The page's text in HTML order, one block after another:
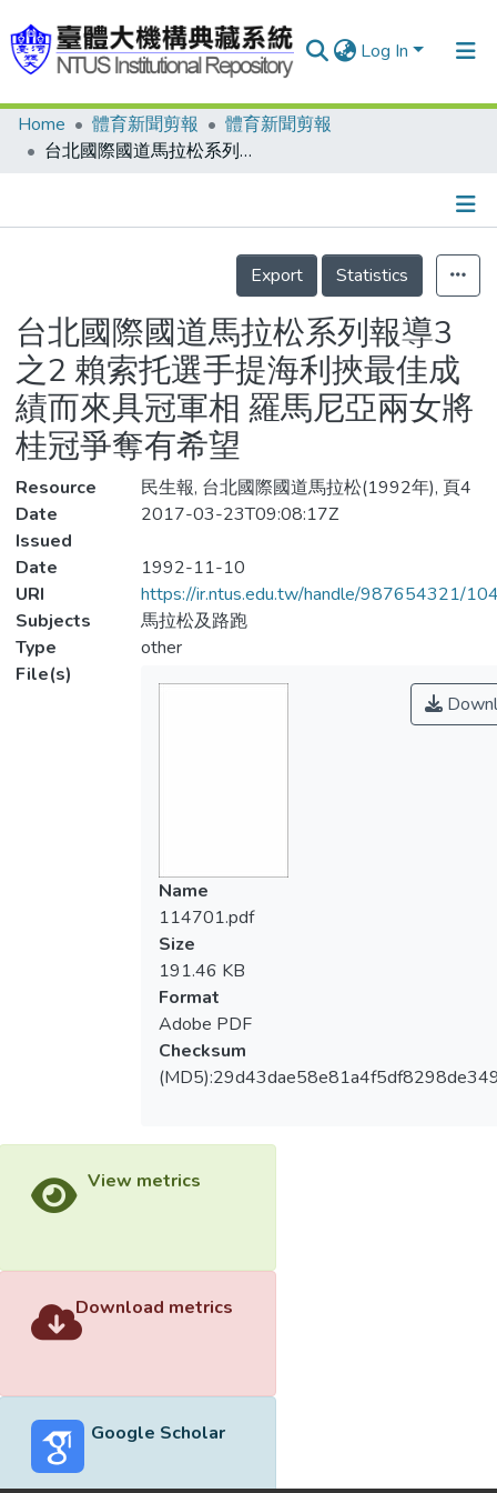
Log In
Communities & Collections
Statistics
Home 體育新聞剪報
體育新聞剪報
台北國際國道馬拉松系列報導3之2 賴索托選手提海利挾最佳成績而來具冠軍相 羅馬尼亞兩女將 桂冠爭奪有希望
Details
Export
Statistics
台北國際國道馬拉松系列報導3
之2 賴索托選手提海利挾最佳成
績而來具冠軍相 羅馬尼亞兩女將
桂冠爭奪有希望
Resource
民生報, 台北國際國道馬拉松(1992年), 頁4
Date
Issued
2017-03-23T09:08:17Z
Date
1992-11-10
URI
https://ir.ntus.edu.tw/handle/987654321/
Subjects
馬拉松及路跑
Type
other
File(s)
Name
114701.pdf
Size
191.46 KB
Format
Adobe PDF
Checksum
View metrics
Download metrics
Google Scholar